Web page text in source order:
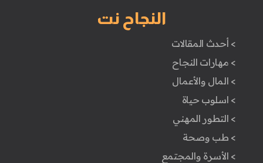
النجاح نت
> أحدث المقالات
> مهارات النجاح
> المال والأعمال
> اسلوب حياة
> التطور المهني
> طب وصحة
> الأسرة والمجتمع